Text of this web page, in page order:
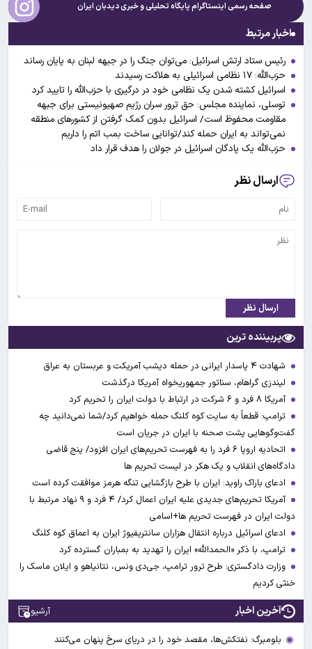
صفحه رسمی اینستاگرام پایگاه تحلیلی و خبریدیدبان ایران
اخبار مرتبط
رئیس ستاد ارتش اسرائیل: می‌توان جنگ را در جبهه لبنان به پایان رساند
حزب‌الله: ۱۷ نظامی اسرائیلی به هلاکت رسیدند
اسرائیل کشته شدن یک نظامی خود در درگیری با حزب‌الله را تایید کرد
توسلی، نماینده مجلس: حق ترور سران رژیم صهیونیستی برای جبهه
مقاومت محفوظ است/ اسرائیل بدون کمک گرفتن از کشورهای منطقه
نمی‌تواند به ایران حمله کند/توانایی ساخت بمب اتم را داریم
حزب‌الله یک پادگان اسرائیل در جولان را هدف قرار داد
ارسال نظر
ارسال نظر
پربیننده ترین
شهادت ۴ پاسدار ایرانی در حمله دیشب آمریکت و عربستان به عراق
لیندزی گراهام، سناتور جمهوریخواه آمریکا درگذشت
آمریکا ۸ فرد و ۶ شرکت در ارتباط با دولت ایران را تحریم کرد
ترامپ: قطعاً به سایت کوه کلنگ حمله خواهیم کرد/شما نمی‌دانید چه
گفت‌وگوهایی پشت صحنه با ایران در جریان است
اتحادیه اروپا ۶ فرد را به فهرست تحریم‌های ایران افزود/ پنج قاضی
دادگاه‌های انقلاب و یک هکر در لیست تحریم ها
ادعای باراک راوید: ایران با طرح بازگشایی تنگه هرمز موافقت کرده است
آمریکا تحریم‌های جدیدی علیه ایران اعمال کرد/ ۴ فرد و ۹ نهاد مرتبط با
دولت ایران در فهرست تحریم ها+اسامی
ادعای اسرائیل درباره انتقال هزاران سانتریفیوژ ایران به اعماق کوه کلنگ
ترامپ، با ذکر «الحمدالله» ایران را تهدید به بمباران گسترده کرد
وزارت دادگستری: طرح ترور ترامپ، جی‌دی ونس، نتانیاهو و ایلان ماسک را
خنثی کردیم
آخرین اخبار آرشیو
بلومبرگ: نفتکش‌ها، مقصد خود را در دریای سرخ پنهان می‌کنند